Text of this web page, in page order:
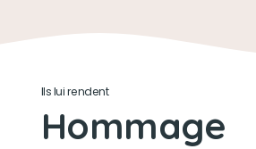
Un hérisson qui couine, au moins
qu'elle était là
Ils lui rendent
Hommage